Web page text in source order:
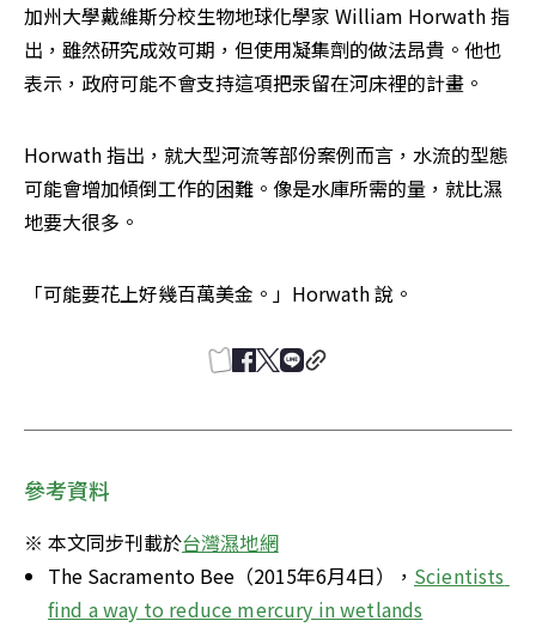
加州大學戴維斯分校生物地球化學家 William Horwath 指
出，雖然研究成效可期，但使用凝集劑的做法昂貴。他也
表示，政府可能不會支持這項把汞留在河床裡的計畫。
Horwath 指出，就大型河流等部份案例而言，水流的型態
可能會增加傾倒工作的困難。像是水庫所需的量，就比濕
地要大很多。
「可能要花上好幾百萬美金。」Horwath 說。
參考資料
※ 本文同步刊載於台灣濕地網
The Sacramento Bee（2015年6月4日）， Scientists
find a way to reduce mercury in wetlands